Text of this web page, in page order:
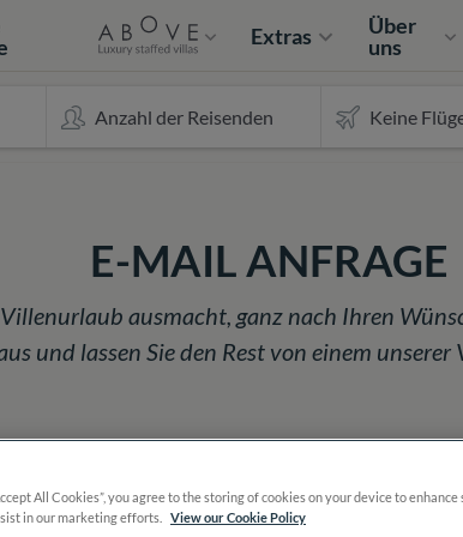
Extras
Über
uns
E-MAIL ANFRAGE
ausmacht, ganz nach Ihren
und lassen Sie den Rest von einem
All Cookies”, you agree to the storing of cookies on your device to
in our marketing efforts.
View our Cookie Policy